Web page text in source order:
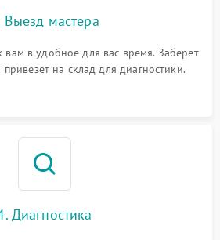
Выезд мастера
в удобное для вас время. Заберет
на склад для диагностики.
Диагностика